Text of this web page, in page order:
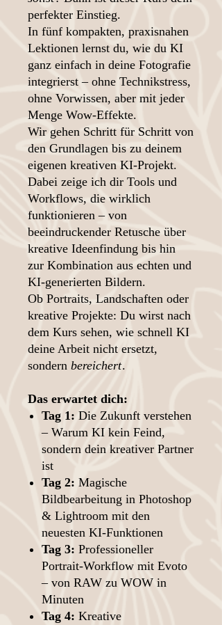
perfekter Einstieg.
In fünf kompakten, praxisnahen
Lektionen lernst du, wie du KI
ganz einfach in deine Fotografie
integrierst – ohne Technikstress,
ohne Vorwissen, aber mit jeder
Menge Wow-Effekte.
Wir gehen Schritt für Schritt von
den Grundlagen bis zu deinem
eigenen kreativen KI-Projekt.
Dabei zeige ich dir Tools und
Workflows, die wirklich
funktionieren – von
beeindruckender Retusche über
kreative Ideenfindung bis hin
zur Kombination aus echten und
KI-generierten Bildern.
Ob Portraits, Landschaften oder
kreative Projekte: Du wirst nach
dem Kurs sehen, wie schnell KI
deine Arbeit nicht ersetzt,
sondern bereichert.
Das erwartet dich:
Tag 1: Die Zukunft verstehen
– Warum KI kein Feind,
sondern dein kreativer Partner
ist
Tag 2: Magische
Bildbearbeitung in Photoshop
& Lightroom mit den
neuesten KI-Funktionen
Tag 3: Professioneller
Portrait-Workflow mit Evoto
– von RAW zu WOW in
Minuten
Tag 4: Kreative